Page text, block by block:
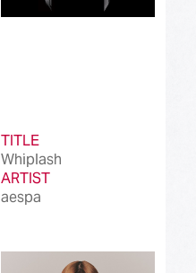
TITLE
Whiplash
ARTIST
aespa